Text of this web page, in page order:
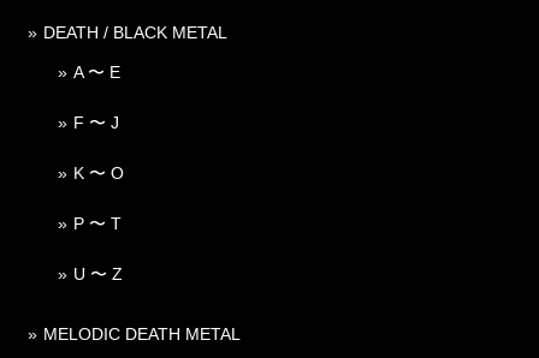
DEATH / BLACK METAL
A 〜 E
F 〜 J
K 〜 O
P 〜 T
U 〜 Z
MELODIC DEATH METAL